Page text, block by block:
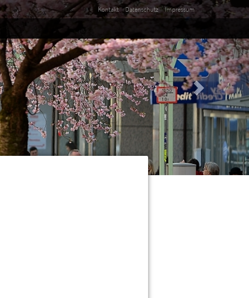
Kontakt Datenschutz Impressum